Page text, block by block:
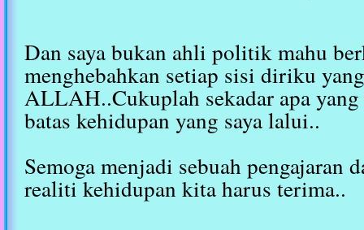
Dan saya bukan ahli politik mahu
menghebahkan setiap sisi diriku
ALLAH..Cukuplah sekadar apa
batas kehidupan yang saya lalui..
Semoga menjadi sebuah pengajaran
realiti kehidupan kita harus terima..